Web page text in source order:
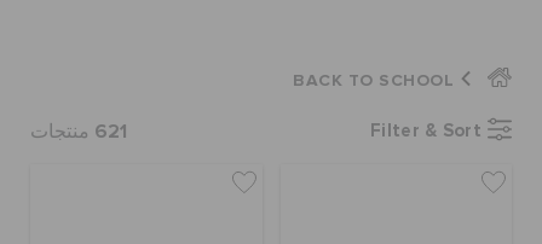
جيبيتز تشارمز
BACK TO SCHOOL
Filter & Sort
621 منتجات